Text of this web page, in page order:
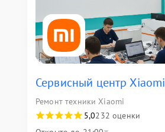
Сервисный центр Xiaomi
Ремонт техники Xiaomi
5,0232 оценки